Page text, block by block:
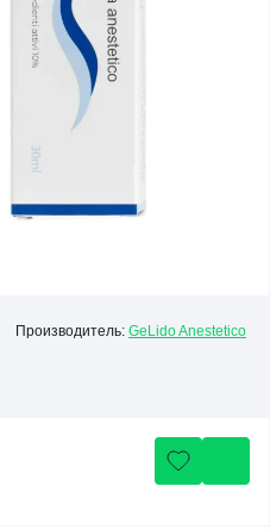
Производитель: GeLido Anestetico